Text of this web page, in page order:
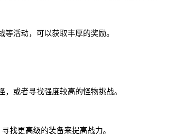
活动，可以获取丰厚的奖励。
或者寻找强度较高的怪物挑战。
找更高级的装备来提高战力。